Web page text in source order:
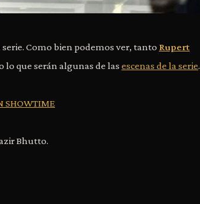
Como bien podemos ver, tanto Rupert
lo que serán algunas de las escenas de la serie.
SHOWTIME
Bhutto.